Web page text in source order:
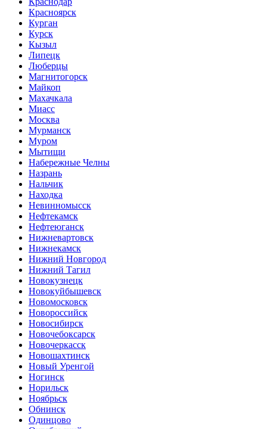
Красноярск
Курган
Курск
Кызыл
Липецк
Люберцы
Магнитогорск
Майкоп
Махачкала
Миасс
Москва
Мурманск
Муром
Мытищи
Набережные Челны
Назрань
Нальчик
Находка
Невинномысск
Нефтекамск
Нефтеюганск
Нижневартовск
Нижнекамск
Нижний Новгород
Нижний Тагил
Новокузнецк
Новокуйбышевск
Новомосковск
Новороссийск
Новосибирск
Новочебоксарск
Новочеркасск
Новошахтинск
Новый Уренгой
Ногинск
Норильск
Ноябрьск
Обнинск
Одинцово